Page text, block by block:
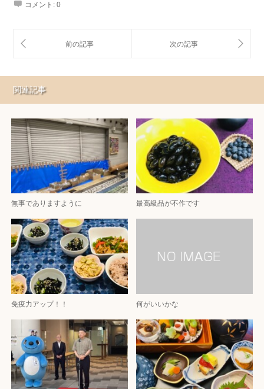
コメント: 0
関連記事
無事でありますように 最高級品が不作です
免疫力アップ！！ 何がいいかな